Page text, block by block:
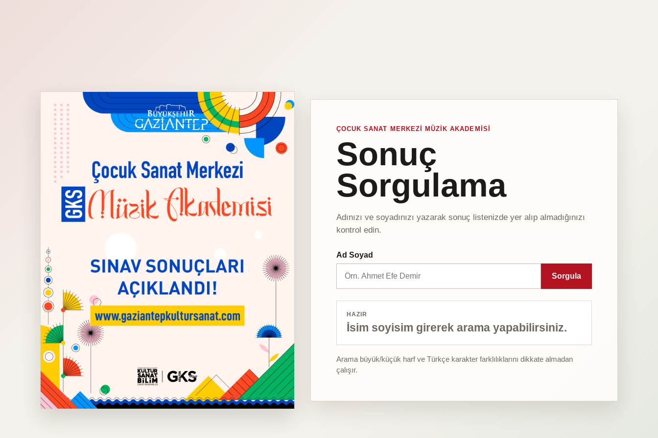
ÇOCUK SANAT MERKEZI MÜZIK AKADEMISI
Sonuç
Sorgulama
Adınızı ve soyadınızı yazarak sonuç listenizde yer alıp almadığınızı
kontrol edin.
Ad Soyad
Sorgula
HAZIR
İsim soyisim girerek arama yapabilirsiniz.
Arama büyük/küçük harf ve Türkçe karakter farklılıklarını dikkate almadan
çalışır.